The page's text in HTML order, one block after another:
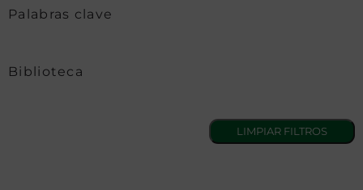
Palabras clave
Biblioteca